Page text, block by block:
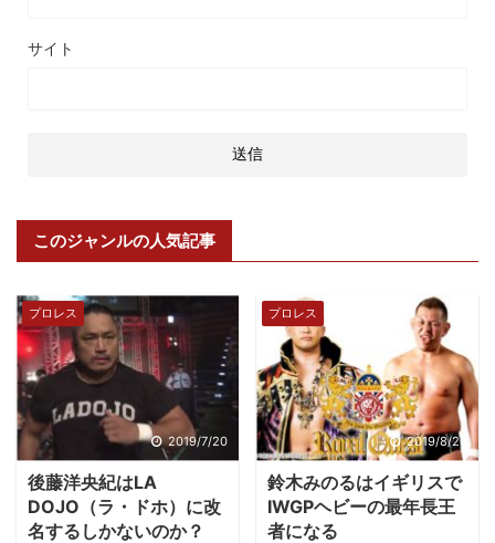
サイト
このジャンルの人気記事
プロレス
2019/7/20
後藤洋央紀はLA
DOJO（ラ・ドホ）に改
名するしかないのか？
プロレス
2019/8/20
鈴木みのるはイギリスで
IWGPヘビーの最年長王
者になる